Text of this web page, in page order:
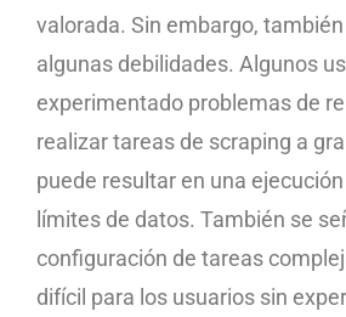
valorada. Sin embargo,
algunas debilidades. Algunos
experimentado problemas de
realizar tareas de scraping a
puede resultar en una
límites de datos. También se
configuración de tareas
difícil para los usuarios sin